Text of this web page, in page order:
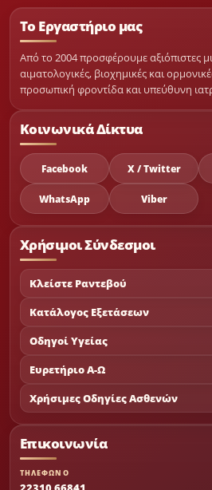
Το Εργαστήριο μας
Από το 2004 προσφέρουμε αξιόπιστες
αιματολογικές, βιοχημικές και
προσωπική φροντίδα και υπεύθυνη
Κοινωνικά Δίκτυα
Facebook X / Twitter
WhatsApp Viber
Χρήσιμοι Σύνδεσμοι
Κλείστε Ραντεβού
Κατάλογος Εξετάσεων
Οδηγοί Υγείας
Ευρετήριο Α-Ω
Χρήσιμες Οδηγίες Ασθενών
Επικοινωνία
ΤΗΛΕΦΩΝΟ